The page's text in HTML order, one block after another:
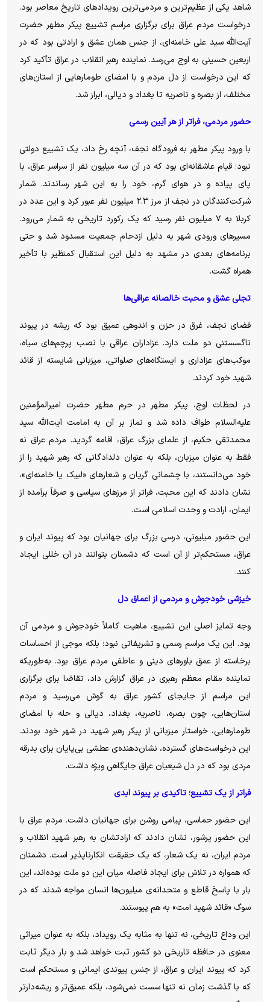
شاهد یکی از عظیم‌ترین و مردمی‌ترین رویداد‌های تاریخ معاصر بود.
درخواست مردم عراق برای برگزاری مراسم تشییع پیکر مطهر حضرت
آیت‌الله سید علی خامنه‌ای، از جنس همان عشق و ارادتی بود که در
اربعین حسینی به اوج می‌رسد. نماینده رهبر انقلاب در عراق تأکید کرد
که این درخواست از دل مردم و با امضای طومار‌هایی از استان‌های
مختلف، از بصره و ناصریه تا بغداد و دیالی، ابراز شد.
حضور مردمی، فراتر از هر آیین رسمی
با ورود پیکر مطهر به فرودگاه نجف، آنچه رخ داد، یک تشییع دولتی
نبود؛ قیام عاشقانه‌ای بود که در آن سه میلیون نفر از سراسر عراق، با
پای پیاده و در هوای گرم، خود را به این شهر رساندند. شمار
شرکت‌کنندگان در نجف از مرز ۲.۳ میلیون نفر عبور کرد و این عدد در
کربلا به ۷ میلیون نفر رسید که یک رکورد تاریخی به شمار می‌رود.
مسیر‌های ورودی شهر به دلیل ازدحام جمعیت مسدود شد و حتی
برنامه‌های بعدی در مشهد به دلیل این استقبال کمنظیر با تأخیر
همراه گشت.
تجلی عشق و محبت خالصانه عراقی‌ها
فضای نجف، غرق در حزن و اندوهی عمیق بود که ریشه در پیوند
ناگسستنی دو ملت دارد. عزاداران عراقی با نصب پرچم‌های سیاه،
موکب‌های عزاداری و ایستگاه‌های صلواتی، میزبانی شایسته از قائد
شهید خود کردند.
در لحظات اوج، پیکر مطهر در حرم مطهر حضرت امیرالمؤمنین
علیه‌السلام طواف داده شد و نماز بر آن به امامت آیت‌الله سید
محمدتقی حکیم، از علمای بزرگ عراق، اقامه گردید. مردم عراق نه
فقط به عنوان میزبان، بلکه به عنوان دلدادگانی که رهبر شهید را از
خود می‌دانستند، با چشمانی گریان و شعار‌های «لبیک یا خامنه‌ای»،
نشان دادند که این محبت، فراتر از مرز‌های سیاسی و صرفاً برآمده از
ایمان، ارادت و وحدت اسلامی است.
این حضور میلیونی، درسی بزرگ برای جهانیان بود که پیوند ایران و
عراق، مستحکم‌تر از آن است که دشمنان بتوانند در آن خللی ایجاد
کنند.
خیزشی خودجوش و مردمی از اعماق دل
وجه تمایز اصلی این تشییع، ماهیت کاملاً خودجوش و مردمی آن
بود. این یک مراسم رسمی و تشریفاتی نبود؛ بلکه موجی از احساسات
برخاسته از عمق باور‌های دینی و عاطفی مردم عراق بود. به‌طوریکه
نماینده مقام معظم رهبری در عراق گزارش داد، تقاضا برای برگزاری
این مراسم از جایجای کشور عراق به گوش می‌رسید و مردم
استان‌هایی، چون بصره، ناصریه، بغداد، دیالی و حله با امضای
طومارهایی، خواستار میزبانی از پیکر رهبر شهید در شهر خود بودند.
این درخواست‌های گسترده، نشان‌دهنده‌ی عطشی بی‌پایان برای بدرقه
مردی بود که در دل شیعیان عراق جایگاهی ویژه داشت.
فراتر از یک تشییع؛ تاکیدی بر پیوند ابدی
این حضور حماسی، پیامی روشن برای جهانیان داشت. مردم عراق با
این حضور پرشور، نشان دادند که ارادتشان به رهبر شهید انقلاب و
مردم ایران، نه یک شعار، که یک حقیقت انکارناپذیر است. دشمنان
که همواره در تلاش برای ایجاد فاصله میان این دو ملت بوده‌اند، این
بار با پاسخ قاطع و متحدانه‌ی میلیون‌ها انسان مواجه شدند که در
سوگ «قائد شهید امت» به هم پیوستند.
این وداع تاریخی، نه تنها به مثابه یک رویداد، بلکه به عنوان میراثی
معنوی در حافظه تاریخی دو کشور ثبت خواهد شد و بار دیگر ثابت
کرد که پیوند ایران و عراق، از جنس پیوندی ایمانی و مستحکم است
که با گذشت زمان نه تنها سست نمی‌شود، بلکه عمیق‌تر و ریشه‌دارتر